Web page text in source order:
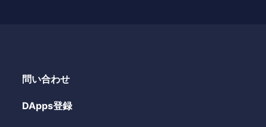
問い合わせ
DApps登録